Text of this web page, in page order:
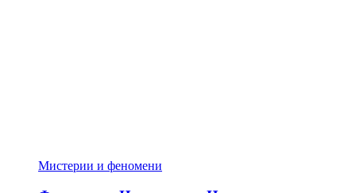
Мистерии и феномени